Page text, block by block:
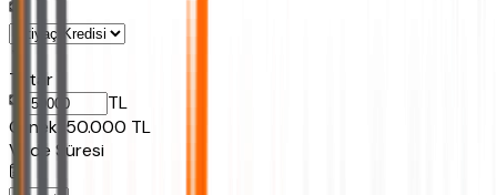
Tutar
TL
Ornek: 50.000 TL
Vade Süresi